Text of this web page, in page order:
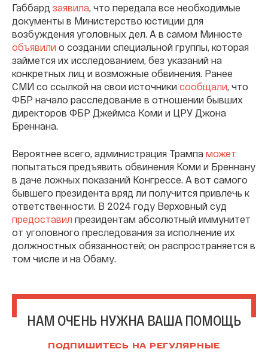
Габбард заявила, что передала все необходимые
документы в Министерство юстиции для
возбуждения уголовных дел. А в самом Минюсте
объявили о создании специальной группы, которая
займется их исследованием, без указаний на
конкретных лиц и возможные обвинения. Ранее
СМИ со ссылкой на свои источники сообщали, что
ФБР начало расследование в отношении бывших
директоров ФБР Джеймса Коми и ЦРУ Джона
Бреннана.
Вероятнее всего, администрация Трампа может
попытаться предъявить обвинения Коми и Бреннану
в даче ложных показаний Конгрессе. А вот самого
бывшего президента вряд ли получится привлечь к
ответственности. В 2024 году Верховный суд
предоставил президентам абсолютный иммунитет
от уголовного преследования за исполнение их
должностных обязанностей; он распространяется в
том числе и на Обаму.
НАМ ОЧЕНЬ НУЖНА ВАША ПОМОЩЬ
ПОДПИШИТЕСЬ НА РЕГУЛЯРНЫЕ